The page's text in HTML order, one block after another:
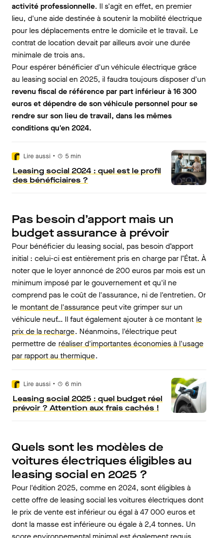
activité professionnelle. Il s'agit en effet, en premier
lieu, d'une aide destinée à soutenir la mobilité électrique
pour les déplacements entre le domicile et le travail. Le
contrat de location devait par ailleurs avoir une durée
minimale de trois ans.
Pour espérer bénéficier d'un véhicule électrique grâce
au leasing social en 2025, il faudra toujours disposer d'un
revenu fiscal de référence par part inférieur à 16 300
euros et dépendre de son véhicule personnel pour se
rendre sur son lieu de travail, dans les mêmes
conditions qu'en 2024.
Lire aussi • 5 min
Leasing social 2024 : quel est le profil
des bénéficiaires ?
Pas besoin d’apport mais un
budget assurance à prévoir
Pour bénéficier du leasing social, pas besoin d’apport
initial : celui-ci est entièrement pris en charge par l’État. À
noter que le loyer annoncé de 200 euros par mois est un
minimum imposé par le gouvernement et qu'il ne
comprend pas le coût de l'assurance, ni de l'entretien. Or
le montant de l'assurance peut vite grimper sur un
véhicule neuf… Il faut également ajouter à ce montant le
prix de la recharge. Néanmoins, l'électrique peut
permettre de réaliser d'importantes économies à l'usage
par rapport au thermique.
Lire aussi • 6 min
Leasing social 2025 : quel budget réel
prévoir ? Attention aux frais cachés !
Quels sont les modèles de
voitures électriques éligibles au
leasing social en 2025 ?
Pour l'édition 2025, comme en 2024, sont éligibles à
cette offre de leasing social les voitures électriques dont
le prix de vente est inférieur ou égal à 47 000 euros et
dont la masse est inférieure ou égale à 2,4 tonnes. Un